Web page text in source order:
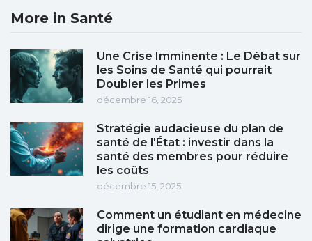
More in Santé
Une Crise Imminente : Le Débat sur
les Soins de Santé qui pourrait
Doubler les Primes
décembre 16, 2025
Stratégie audacieuse du plan de
santé de l'État : investir dans la
santé des membres pour réduire
les coûts
décembre 15, 2025
Comment un étudiant en médecine
dirige une formation cardiaque